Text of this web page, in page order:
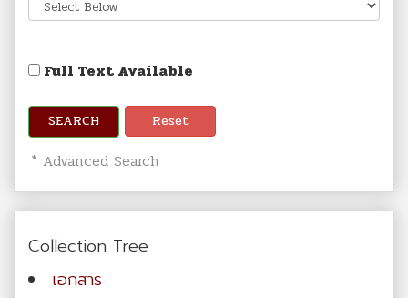
Full Text Available
SEARCH Reset
* Advanced Search
Collection Tree
เอกสาร